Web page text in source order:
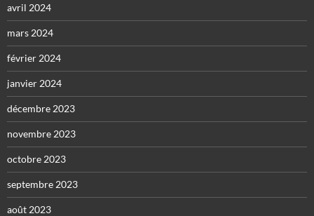
avril 2024
mars 2024
février 2024
janvier 2024
décembre 2023
novembre 2023
octobre 2023
septembre 2023
août 2023